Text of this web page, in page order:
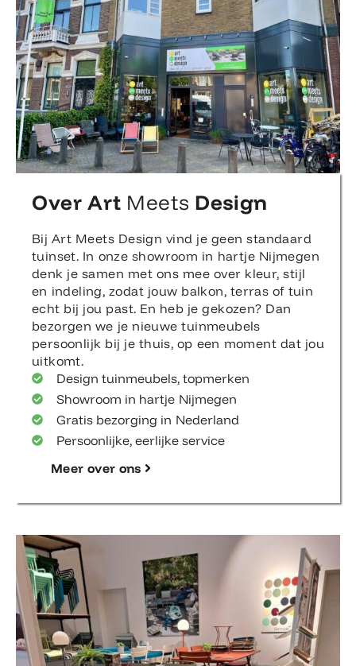
Over Art Meets Design
Bij Art Meets Design vind je geen standaard
tuinset. In onze showroom in hartje Nijmegen
denk je samen met ons mee over kleur, stijl
en indeling, zodat jouw balkon, terras of tuin
echt bij jou past. En heb je gekozen? Dan
bezorgen we je nieuwe tuinmeubels
persoonlijk bij je thuis, op een moment dat jou
uitkomt.
Design tuinmeubels, topmerken
Showroom in hartje Nijmegen
Gratis bezorging in Nederland
Persoonlijke, eerlijke service
Meer over ons